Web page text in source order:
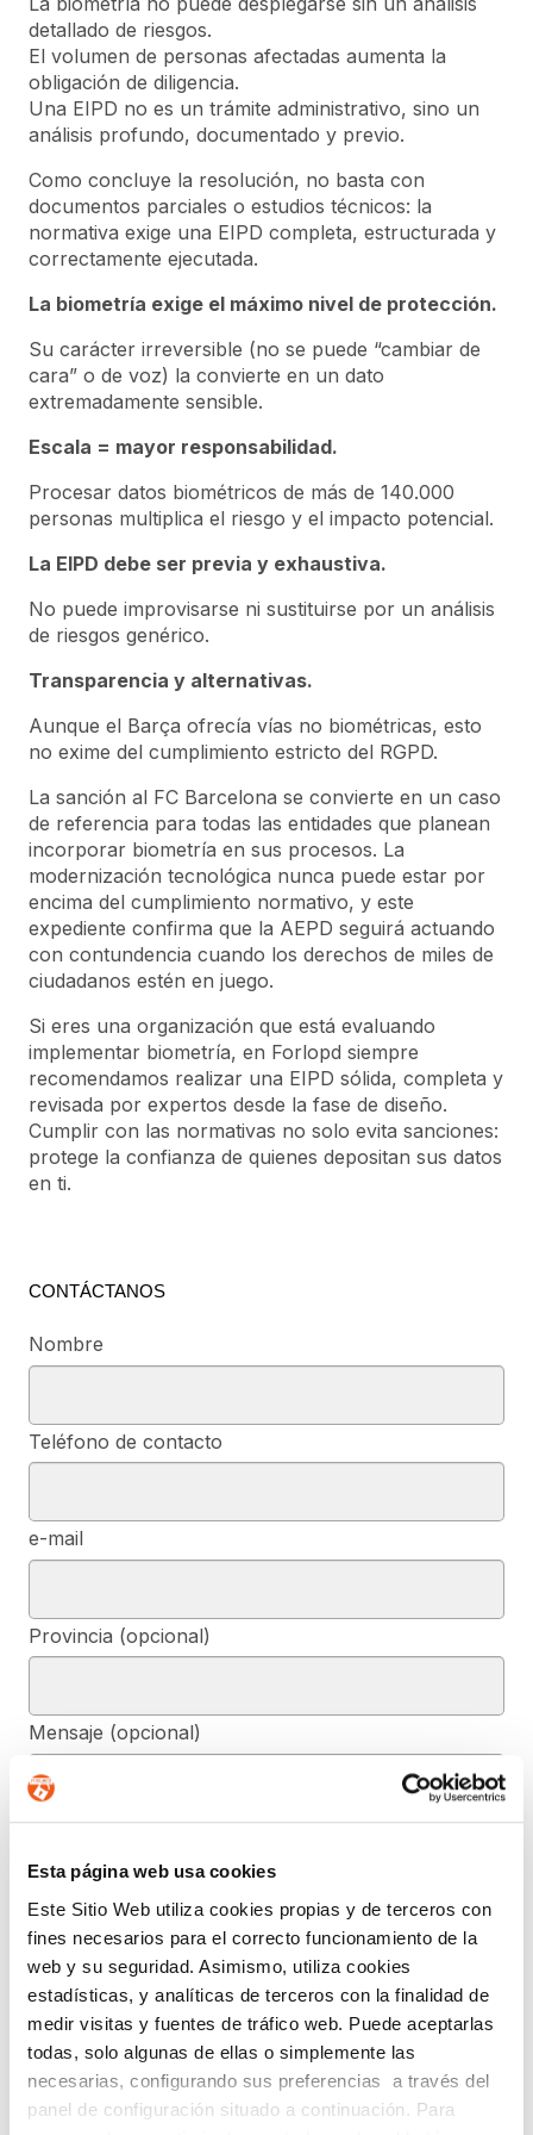
Esta página web usa cookies
Este Sitio Web utiliza cookies propias y de terceros con
fines necesarios para el correcto funcionamiento de la
web y su seguridad. Asimismo, utiliza cookies
estadísticas, y analíticas de terceros con la finalidad de
medir visitas y fuentes de tráfico web. Puede aceptarlas
todas, solo algunas de ellas o simplemente las
necesarias, configurando sus preferencias a través del
panel de configuración situado a continuación. Para
detallado de riesgos.
El volumen de personas afectadas aumenta la
obligación de diligencia.
Una EIPD no es un trámite administrativo, sino un
análisis profundo, documentado y previo.
Como concluye la resolución, no basta con
documentos parciales o estudios técnicos: la
normativa exige una EIPD completa, estructurada y
correctamente ejecutada.
La biometría exige el máximo nivel de protección.
Su carácter irreversible (no se puede “cambiar de
cara” o de voz) la convierte en un dato
extremadamente sensible.
Escala = mayor responsabilidad.
Procesar datos biométricos de más de 140.000
personas multiplica el riesgo y el impacto potencial.
La EIPD debe ser previa y exhaustiva.
No puede improvisarse ni sustituirse por un análisis
de riesgos genérico.
Transparencia y alternativas.
Aunque el Barça ofrecía vías no biométricas, esto
no exime del cumplimiento estricto del RGPD.
La sanción al FC Barcelona se convierte en un caso
de referencia para todas las entidades que planean
incorporar biometría en sus procesos. La
modernización tecnológica nunca puede estar por
encima del cumplimiento normativo, y este
expediente confirma que la AEPD seguirá actuando
con contundencia cuando los derechos de miles de
ciudadanos estén en juego.
Si eres una organización que está evaluando
implementar biometría, en Forlopd siempre
recomendamos realizar una EIPD sólida, completa y
revisada por expertos desde la fase de diseño.
Cumplir con las normativas no solo evita sanciones:
protege la confianza de quienes depositan sus datos
en ti.
CONTÁCTANOS
Nombre
Teléfono de contacto
e-mail
Provincia (opcional)
Mensaje (opcional)
finalidad de contestar a las dudas y/o quejas planteadas a través
ejercer, si lo desea, los derechos de acceso, rectificación,
supresión, y demás reconocidos en la normativa mencionada. Para
obtener más información acerca de cómo estamos tratando sus
datos, acceda a nuestra política de privacidad.
ENTIENDO Y ACEPTO el tratamiento de mis
datos tal y como se describe anteriormente y se
explica con mayor detalle en la Política de
Privacidad.(Su negativa a facilitarnos la
autorización implicará la imposibilidad de tratar